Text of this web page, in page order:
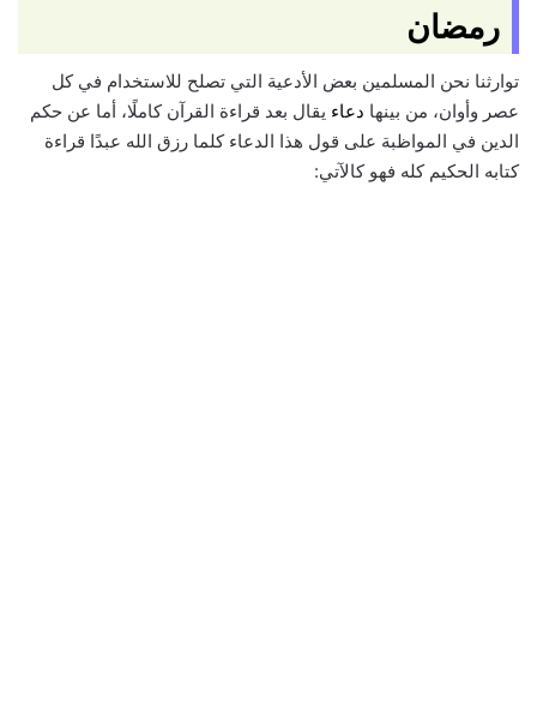
رمضان
توارثنا نحن المسلمين بعض الأدعية التي تصلح للاستخدام في كل
عصر وأوان، من بينها دعاء يقال بعد قراءة القرآن كاملًا، أما عن حكم
الدين في المواظبة على قول هذا الدعاء كلما رزق الله عبدًا قراءة
كتابه الحكيم كله فهو كالآتي: